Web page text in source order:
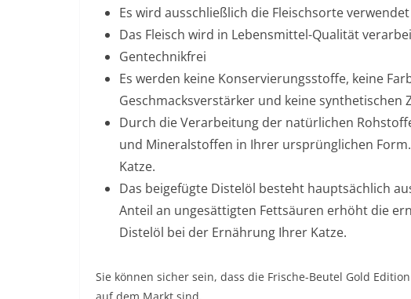
Es wird ausschließlich die Fleischsorte
Das Fleisch wird in Lebensmittel-Qualität
Gentechnikfrei
Es werden keine Konservierungsstoffe, keine
Geschmacksverstärker und keine synthetischen
Durch die Verarbeitung der natürlichen
und Mineralstoffen in Ihrer ursprünglichen
Katze.
Das beigefügte Distelöl besteht hauptsächlich
Anteil an ungesättigten Fettsäuren erhöht die
Distelöl bei der Ernährung Ihrer Katze.
Sie können sicher sein, dass die Frische-Beutel Gold